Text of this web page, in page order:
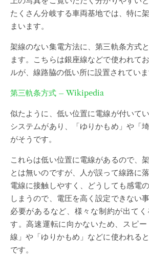
たくさん分岐する車両基地では、特に
まいます。
架線のない集電方法に、第三軌条方式
ます。こちらは銀座線などで使われて
ルが、線路脇の低い所に設置されていま
第三軌条方式 – Wikipedia
似たように、低い位置に電線が付いて
システムがあり、「ゆりかもめ」や「
がそうです。
これらは低い位置に電線があるので、
とは無いのですが、人が誤って線路に
電線に接触しやすく、どうしても感電
しまうので、電圧を高く設定できない
必要があるなど、様々な制約が出て
す。高速運転に向かないため、スピ
線」や「ゆりかもめ」などに使われる
です。